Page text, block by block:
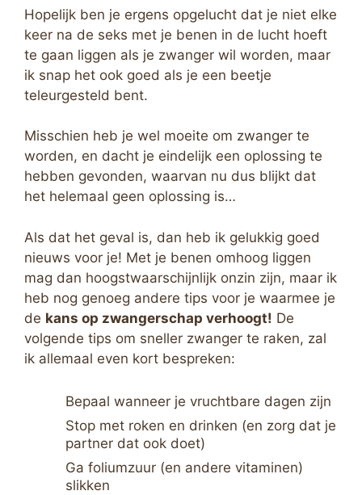
Hopelijk ben je ergens opgelucht dat je niet elke
keer na de seks met je benen in de lucht hoeft
te gaan liggen als je zwanger wil worden, maar
ik snap het ook goed als je een beetje
teleurgesteld bent.
Misschien heb je wel moeite om zwanger te
worden, en dacht je eindelijk een oplossing te
hebben gevonden, waarvan nu dus blijkt dat
het helemaal geen oplossing is…
Als dat het geval is, dan heb ik gelukkig goed
nieuws voor je! Met je benen omhoog liggen
mag dan hoogstwaarschijnlijk onzin zijn, maar ik
heb nog genoeg andere tips voor je waarmee je
de kans op zwangerschap verhoogt! De
volgende tips om sneller zwanger te raken, zal
ik allemaal even kort bespreken:
Bepaal wanneer je vruchtbare dagen zijn
Stop met roken en drinken (en zorg dat je
partner dat ook doet)
Ga foliumzuur (en andere vitaminen)
slikken